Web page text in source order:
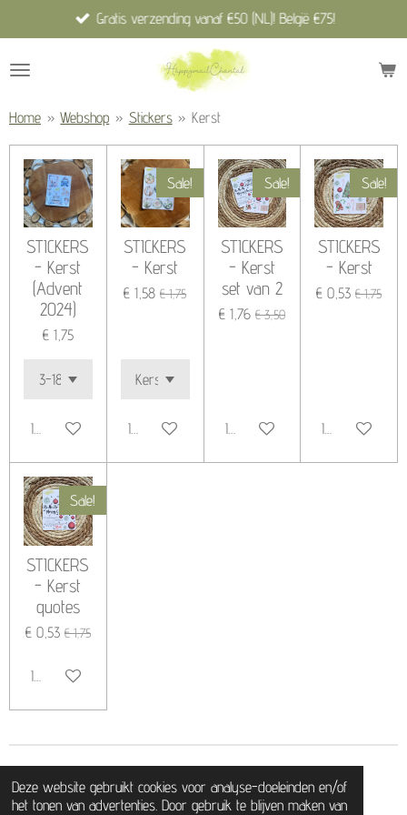
Deze website gebruikt cookies voor analyse-doeleinden en/of
het tonen van advertenties. Door gebruik te blijven maken van
direct
naar
hoofdinhoud
Gratis verzending vanaf €50 (NL)! België €75!
Home » Webshop » Stickers » Kerst
STICKERS
- Kerst
(Advent
2024)
€ 1,75
In winkelwagen
Sale!
STICKERS
- Kerst
€ 1,58 € 1,75
In winkelwagen
Sale!
STICKERS
- Kerst
set van 2
€ 1,76 € 3,50
In winkelwagen
Sale!
STICKERS
- Kerst
€ 0,53 € 1,75
In winkelwagen
Sale!
STICKERS
- Kerst
quotes
€ 0,53 € 1,75
In winkelwagen
Powered byJouwWeb